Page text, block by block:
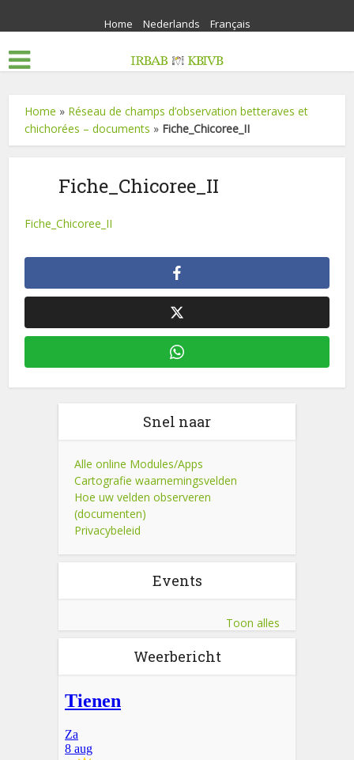
Home Nederlands Français
Home » Réseau de champs d’observation betteraves et
chichorées – documents » Fiche_Chicoree_II
Fiche_Chicoree_II
Fiche_Chicoree_II
Snel naar
Alle online Modules/Apps
Cartografie waarnemingsvelden
Hoe uw velden observeren
(documenten)
Privacybeleid
Events
Toon alles
Weerbericht